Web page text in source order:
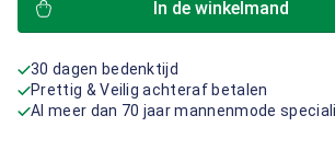
In de winkelmand
30 dagen bedenktijd
Prettig & Veilig achteraf betalen
Al meer dan 70 jaar mannenmode